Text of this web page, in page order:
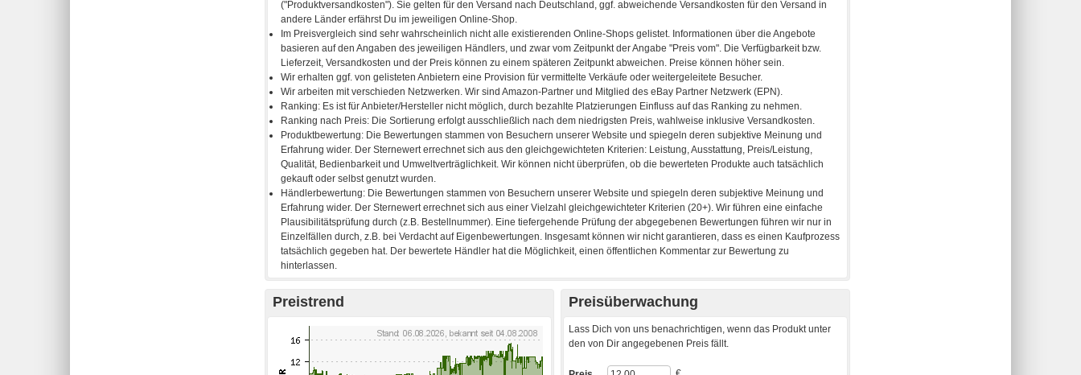
Preistrend Preisüberwachung
Lass Dich von uns benachrichtigen, wenn das Produkt unter
den von Dir angegebenen Preis fällt.